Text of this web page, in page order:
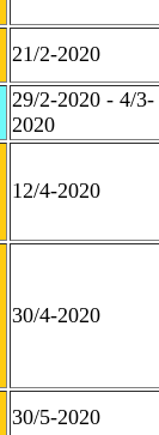
21/2-2020
29/2-2020 - 4/3-
2020
12/4-2020
30/4-2020
30/5-2020